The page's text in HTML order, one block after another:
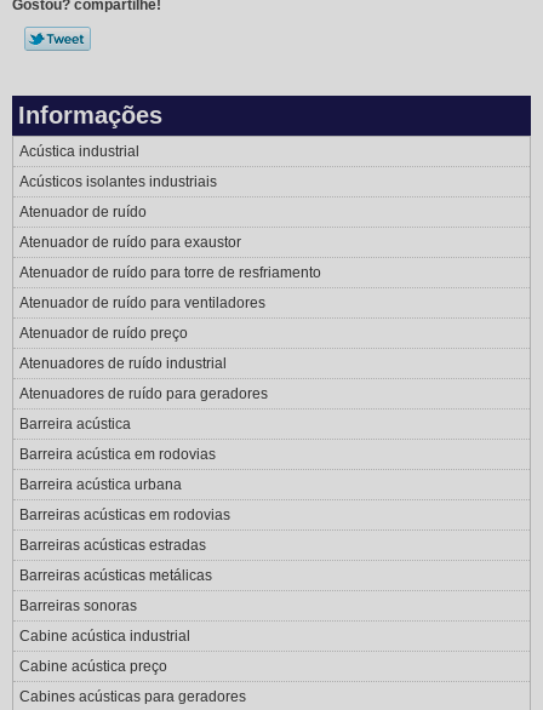
Gostou? compartilhe!
Informações
Acústica industrial
Acústicos isolantes industriais
Atenuador de ruído
Atenuador de ruído para exaustor
Atenuador de ruído para torre de resfriamento
Atenuador de ruído para ventiladores
Atenuador de ruído preço
Atenuadores de ruído industrial
Atenuadores de ruído para geradores
Barreira acústica
Barreira acústica em rodovias
Barreira acústica urbana
Barreiras acústicas em rodovias
Barreiras acústicas estradas
Barreiras acústicas metálicas
Barreiras sonoras
Cabine acústica industrial
Cabine acústica preço
Cabines acústicas para geradores